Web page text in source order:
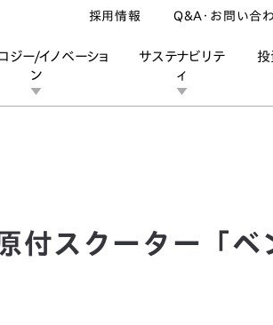
ジー/イノベーショ
ン
サステナビリテ
ィ
投
採用情報 Q&A・お問い合
リィ」シリーズを発売
付スクーター「ベ